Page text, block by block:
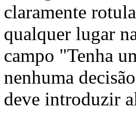
claramente
qualquer lugar
campo "Tenha
nenhuma
deve introduzir